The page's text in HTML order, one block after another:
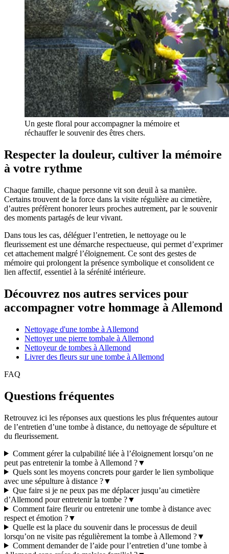
Un geste floral pour accompagner la mémoire et
réchauffer le souvenir des êtres chers.
Respecter la douleur, cultiver la mémoire
à votre rythme
Chaque famille, chaque personne vit son deuil à sa manière.
Certains trouvent de la force dans la visite régulière au cimetière,
d’autres préfèrent honorer leurs proches autrement, par le souvenir
des moments partagés de leur vivant.
Dans tous les cas, déléguer l’entretien, le nettoyage ou le
fleurissement est une démarche respectueuse, qui permet d’exprimer
cet attachement malgré l’éloignement. Ce sont des gestes de
mémoire qui prolongent la présence symbolique et consolident ce
lien affectif, essentiel à la sérénité intérieure.
Découvrez nos autres services pour
accompagner votre hommage à Allemond
Nettoyage d'une tombe à Allemond
Nettoyer une pierre tombale à Allemond
Nettoyeur de tombes à Allemond
Livrer des fleurs sur une tombe à Allemond
FAQ
Questions fréquentes
Retrouvez ici les réponses aux questions les plus fréquentes autour
de l’entretien d’une tombe à distance, du nettoyage de sépulture et
du fleurissement.
Comment gérer la culpabilité liée à l’éloignement lorsqu’on ne
peut pas entretenir la tombe à Allemond ?▼
Quels sont les moyens concrets pour garder le lien symbolique
avec une sépulture à distance ?▼
Que faire si je ne peux pas me déplacer jusqu’au cimetière
d’Allemond pour entretenir la tombe ?▼
Comment faire fleurir ou entretenir une tombe à distance avec
respect et émotion ?▼
Quelle est la place du souvenir dans le processus de deuil
lorsqu’on ne visite pas régulièrement la tombe à Allemond ?▼
Comment demander de l’aide pour l’entretien d’une tombe à